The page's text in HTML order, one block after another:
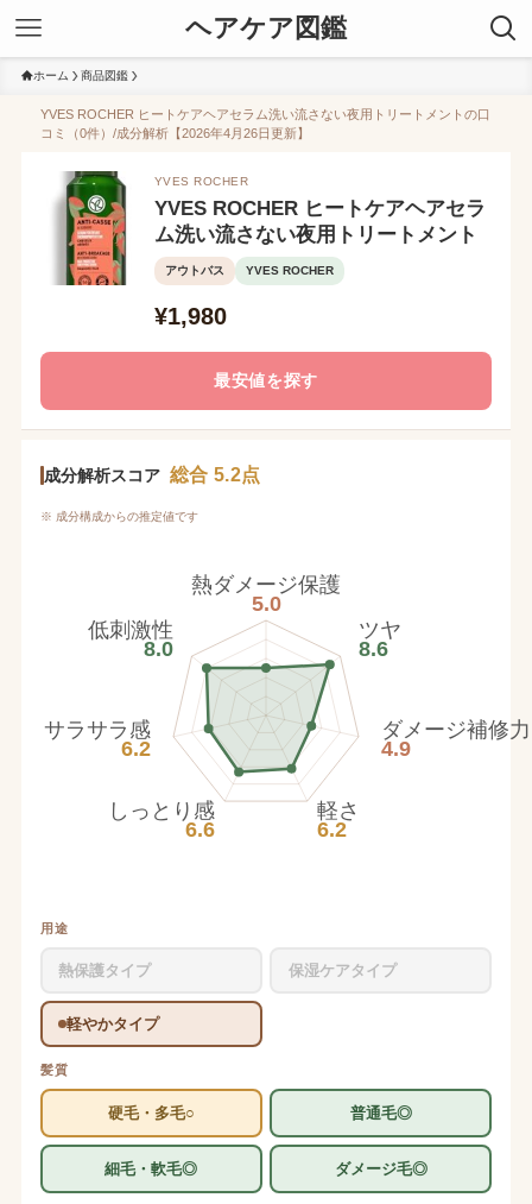
ヘアケア図鑑
ホーム 商品図鑑
YVES ROCHER ヒートケアヘアセラム洗い流さない夜用トリートメントの口
コミ（0件）/成分解析【2026年4月26日更新】
YVES ROCHER
YVES ROCHER ヒートケアヘアセラ
ム洗い流さない夜用トリートメント
アウトバス YVES ROCHER
¥1,980
最安値を探す
成分解析スコア 総合 5.2点
※ 成分構成からの推定値です
熱ダメージ保護
5.0
ツヤ
8.6
ダメージ補修力
4.9
軽さ
6.2
しっとり感
6.6
サラサラ感
6.2
低刺激性
8.0
用途
熱保護タイプ 保湿ケアタイプ
軽やかタイプ
髪質
硬毛・多毛○ 普通毛◎
細毛・軟毛◎ ダメージ毛◎